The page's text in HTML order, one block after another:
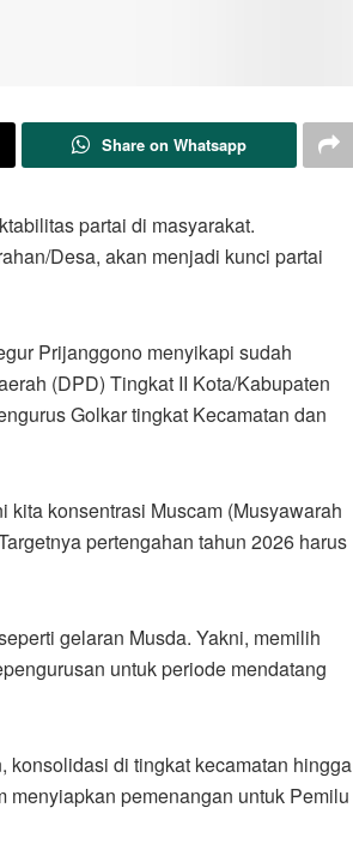
Share on Whatsapp
partai di masyarakat.
Desa, akan menjadi kunci partai
Prijanggono menyikapi sudah
(DPD) Tingkat II Kota/Kabupaten
Golkar tingkat Kecamatan dan
kita konsentrasi Muscam (Musyawarah
pertengahan tahun 2026 harus
gelaran Musda. Yakni, memilih
untuk periode mendatang
konsolidasi di tingkat kecamatan hingga
menyiapkan pemenangan untuk Pemilu